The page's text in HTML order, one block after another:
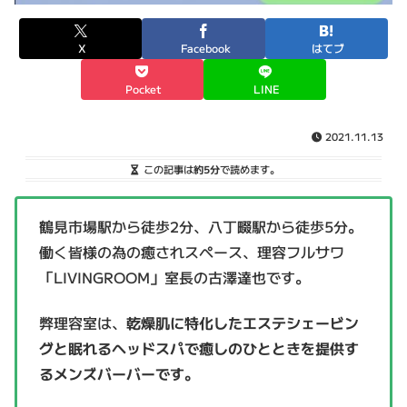
X Facebook はてブ
Pocket LINE
2021.11.13
この記事は約5分で読めます。
鶴見市場駅から徒歩2分、八丁畷駅から徒歩5分。
働く皆様の為の癒されスペース、理容フルサワ
「LIVINGROOM」室長の古澤達也です。
弊理容室は、 乾燥肌に特化したエステシェービン
グと眠れるヘッドスパで癒しのひとときを提供す
るメンズバーバーです。